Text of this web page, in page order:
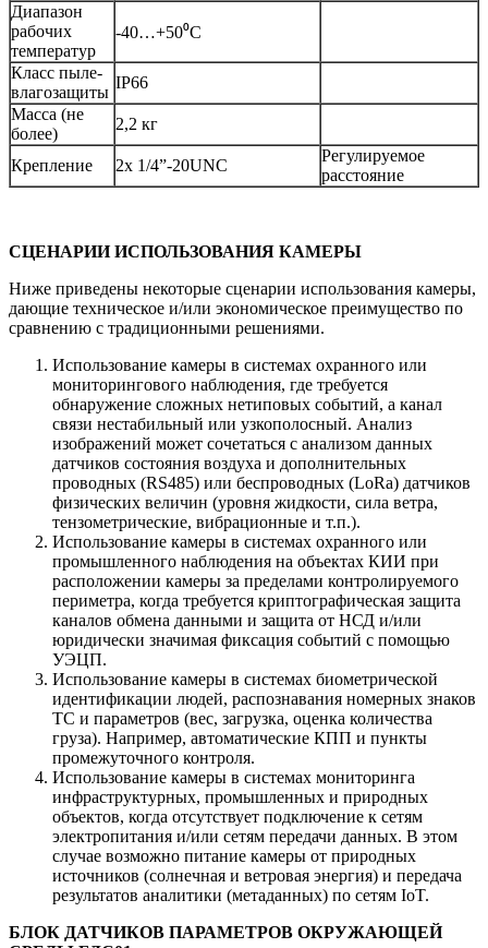
Диапазон
рабочих
температур
-40…+50⁰С
Класс пыле-
влагозащиты
IP66
Масса (не
более)
2,2 кг
Крепление 2х 1/4”-20UNC
Регулируемое
расстояние
СЦЕНАРИИ ИСПОЛЬЗОВАНИЯ КАМЕРЫ
Ниже приведены некоторые сценарии использования камеры,
дающие техническое и/или экономическое преимущество по
сравнению с традиционными решениями.
Использование камеры в системах охранного или
мониторингового наблюдения, где требуется
обнаружение сложных нетиповых событий, а канал
связи нестабильный или узкополосный. Анализ
изображений может сочетаться с анализом данных
датчиков состояния воздуха и дополнительных
проводных (RS485) или беспроводных (LoRa) датчиков
физических величин (уровня жидкости, сила ветра,
тензометрические, вибрационные и т.п.).
Использование камеры в системах охранного или
промышленного наблюдения на объектах КИИ при
расположении камеры за пределами контролируемого
периметра, когда требуется криптографическая защита
каналов обмена данными и защита от НСД и/или
юридически значимая фиксация событий с помощью
УЭЦП.
Использование камеры в системах биометрической
идентификации людей, распознавания номерных знаков
ТС и параметров (вес, загрузка, оценка количества
груза). Например, автоматические КПП и пункты
промежуточного контроля.
Использование камеры в системах мониторинга
инфраструктурных, промышленных и природных
объектов, когда отсутствует подключение к сетям
электропитания и/или сетям передачи данных. В этом
случае возможно питание камеры от природных
источников (солнечная и ветровая энергия) и передача
результатов аналитики (метаданных) по сетям IoT.
БЛОК ДАТЧИКОВ ПАРАМЕТРОВ ОКРУЖАЮЩЕЙ